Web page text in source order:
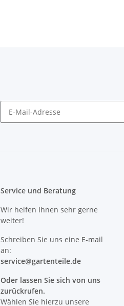
Service und Beratung
Wir helfen Ihnen sehr gerne
weiter!
Schreiben Sie uns eine E-mail
an:
service@gartenteile.de
Oder lassen Sie sich von uns
zurückrufen.
Wählen Sie hierzu unsere